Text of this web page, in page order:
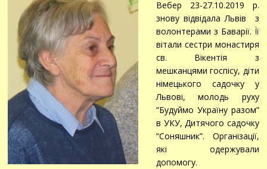
Вебер 23-27.10.2019 р.
знову відвідала Львів з
волонтерами з Баварії. Її
вітали сестри монастиря
св. Вікентія з
мешканцями госпісу, діти
німецького садочку у
Львові, молодь руху
“Будуймо Україну разом”
в УКУ, Дитячого садочку
“Соняшник”. Організації,
які одержували
допомогу.